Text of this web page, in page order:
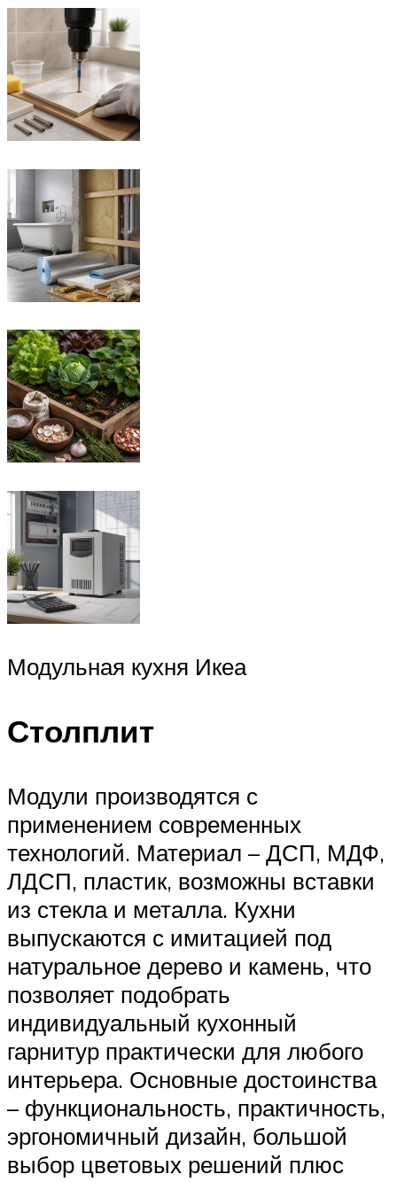
Модульная кухня Икеа
Столплит
Модули производятся с
применением современных
технологий. Материал – ДСП, МДФ,
ЛДСП, пластик, возможны вставки
из стекла и металла. Кухни
выпускаются с имитацией под
натуральное дерево и камень, что
позволяет подобрать
индивидуальный кухонный
гарнитур практически для любого
интерьера. Основные достоинства
– функциональность, практичность,
эргономичный дизайн, большой
выбор цветовых решений плюс